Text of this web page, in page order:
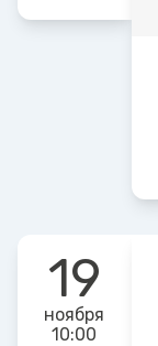
19
ноября
10:00